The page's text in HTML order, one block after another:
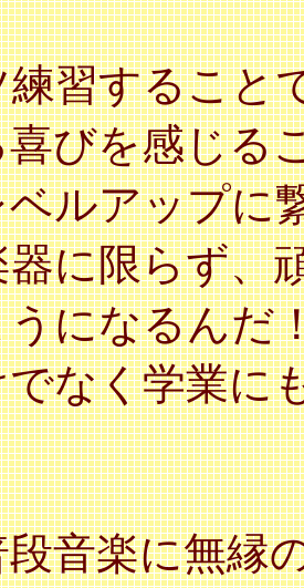
習すること
びを感じる
ルアップに
に限らず、
になるんだ
なく学業に
音楽に無縁